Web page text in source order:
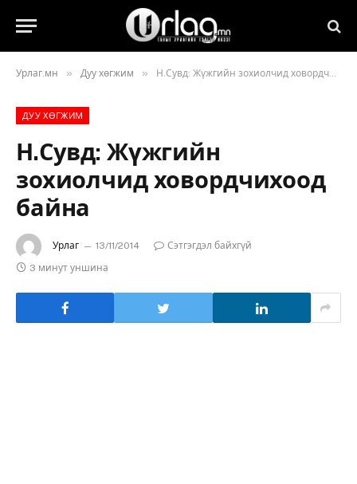
Урлаг.мн » Дуу хөгжим » Н.Сувд: Жүжгийн зохиолчид ховордчихоод байна
ДУУ ХӨГЖИМ
Н.Сувд: Жүжгийн
зохиолчид ховордчихоод
байна
Урлаг 13/11/2014
Сэтгэгдэл байхгүй
3 минут уншина